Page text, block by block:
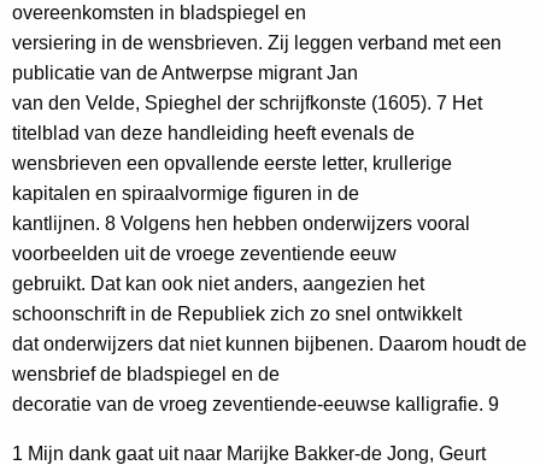
overeenkomsten in bladspiegel en
versiering in de wensbrieven. Zij leggen verband met een
publicatie van de Antwerpse migrant Jan
van den Velde, Spieghel der schrijfkonste (1605). 7 Het
titelblad van deze handleiding heeft evenals de
wensbrieven een opvallende eerste letter, krullerige
kapitalen en spiraalvormige figuren in de
kantlijnen. 8 Volgens hen hebben onderwijzers vooral
voorbeelden uit de vroege zeventiende eeuw
gebruikt. Dat kan ook niet anders, aangezien het
schoonschrift in de Republiek zich zo snel ontwikkelt
dat onderwijzers dat niet kunnen bijbenen. Daarom houdt de
wensbrief de bladspiegel en de
decoratie van de vroeg zeventiende-eeuwse kalligrafie. 9
1 Mijn dank gaat uit naar Marijke Bakker-de Jong, Geurt